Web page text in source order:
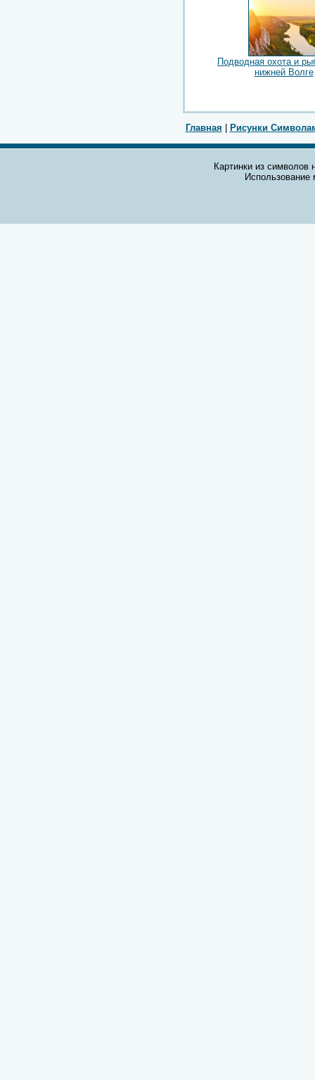
Подводная охота и
нижней Волге
Главная Рисунки
Картинки из символов
Использование